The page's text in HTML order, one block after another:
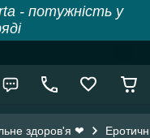
- потужність у
здоров'я ❤